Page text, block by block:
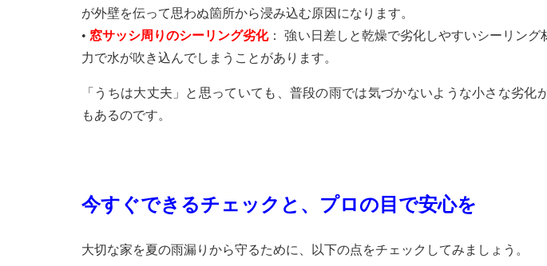
が外壁を伝って思わぬ箇所から浸み込む原因になります。
• 窓サッシ周りのシーリング劣化： 強い日差しと乾燥で劣化しやすいシーリン
力で水が吹き込んでしまうことがあります。
「うちは大丈夫」と思っていても、普段の雨では気づかないような小さな劣化
もあるのです。
今すぐできるチェックと、プロの目で安心を
大切な家を夏の雨漏りから守るために、以下の点をチェックしてみましょう。